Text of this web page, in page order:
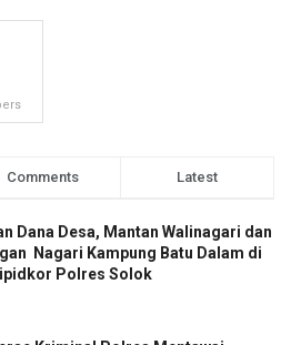
Comments Latest
Dana Desa, Mantan Walinagari dan
Nagari Kampung Batu Dalam di
Polres Solok